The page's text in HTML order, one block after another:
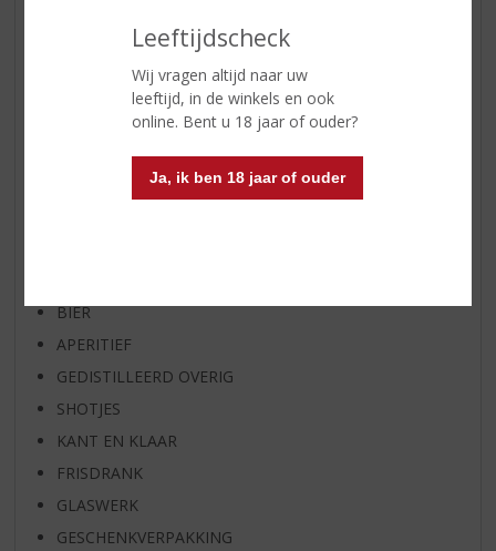
Leeftijdscheck
Wij vragen altijd naar uw
leeftijd, in de winkels en ook
online. Bent u 18 jaar of ouder?
Ja, ik ben 18 jaar of ouder
WIJN VAN DE MAAND
WHISKY VAN DE MAAND
RUM VAN DE MAAND
SPIRIT VAN DE MAAND
BIER
APERITIEF
GEDISTILLEERD OVERIG
SHOTJES
KANT EN KLAAR
FRISDRANK
GLASWERK
GESCHENKVERPAKKING